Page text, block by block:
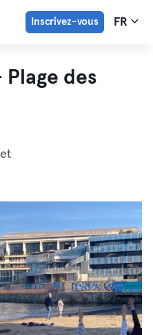
Inscrivez-vous FR
des